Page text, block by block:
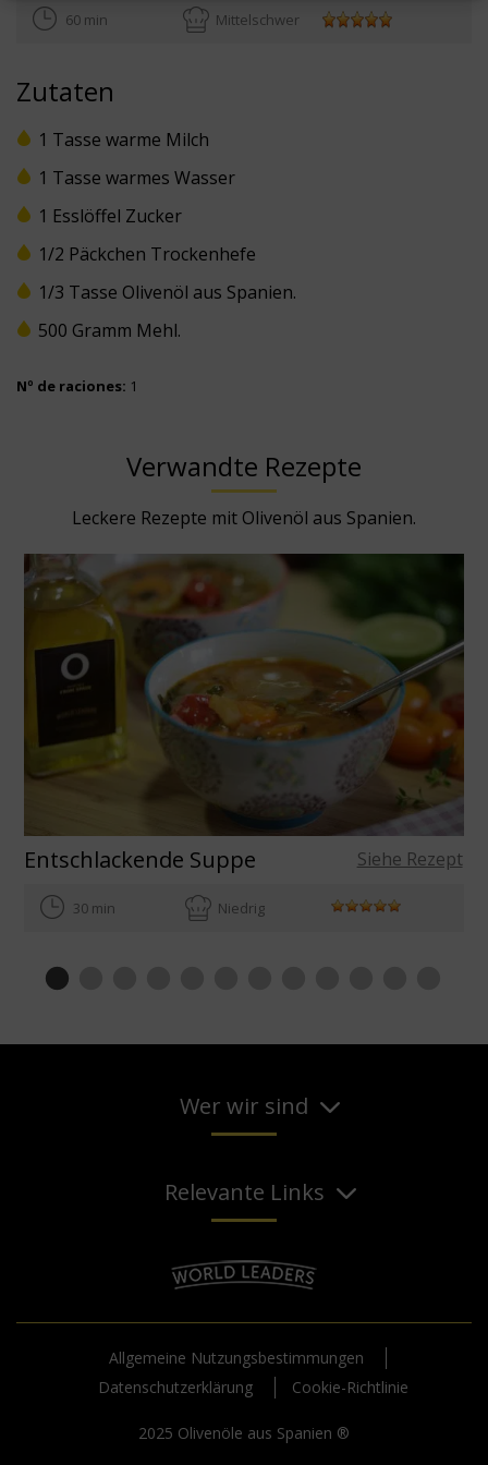
60 min Mittelschwer
Zutaten
1 Tasse warme Milch
1 Tasse warmes Wasser
1 Esslöffel Zucker
1/2 Päckchen Trockenhefe
1/3 Tasse Olivenöl aus Spanien.
500 Gramm Mehl.
Nº de raciones: 1
Verwandte Rezepte
Leckere Rezepte mit Olivenöl aus Spanien.
Entschlackende Suppe Siehe Rezept
30 min Niedrig
Wer wir sind
Relevante Links
Allgemeine Nutzungsbestimmungen
Datenschutzerklärung
Cookie-Richtlinie
2025 Olivenöle aus Spanien ®